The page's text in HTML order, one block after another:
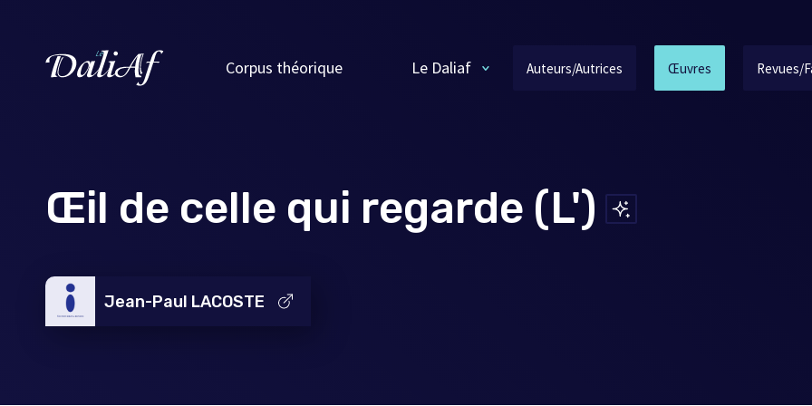
Corpus théorique Le Daliaf Auteurs/Autrices Œuvres Revues/
Œil de celle qui regarde (L')
Jean-Paul LACOSTE